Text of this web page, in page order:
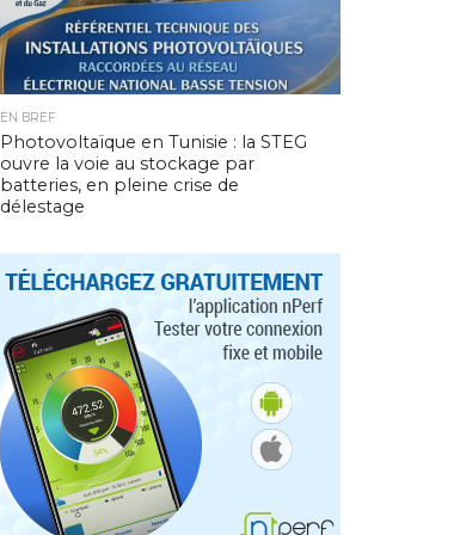
EN BREF
Photovoltaïque en Tunisie : la STEG
ouvre la voie au stockage par
batteries, en pleine crise de
délestage